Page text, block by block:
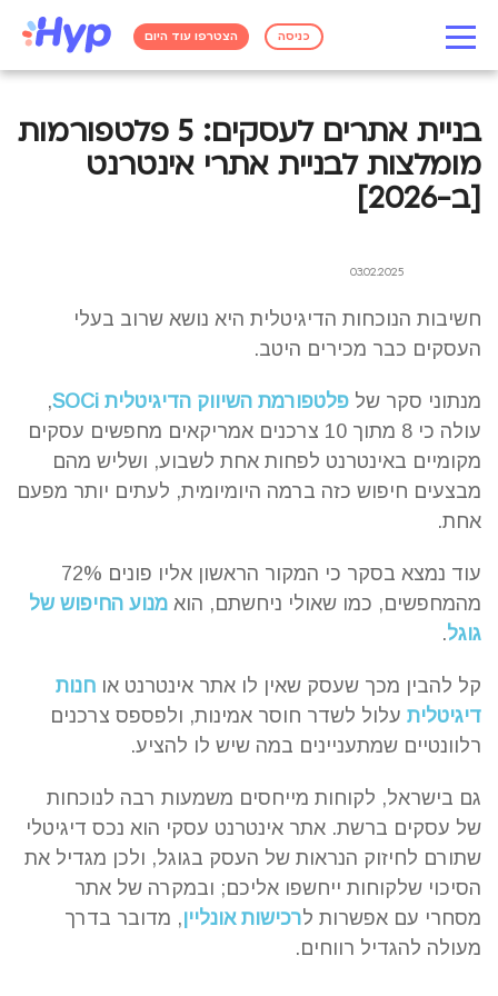
כניסה הצטרפו עוד היום
בניית אתרים לעסקים: 5 פלטפורמות
מומלצות לבניית אתרי אינטרנט
[ב-2026]
03.02.2025
חשיבות הנוכחות הדיגיטלית היא נושא שרוב בעלי
העסקים כבר מכירים היטב.
מנתוני סקר של פלטפורמת השיווק הדיגיטלית SOCi
,
עולה כי 8 מתוך 10 צרכנים אמריקאים מחפשים עסקים
מקומיים באינטרנט לפחות אחת לשבוע, ושליש מהם
מבצעים חיפוש כזה ברמה היומיומית, לעתים יותר מפעם
אחת.
עוד נמצא בסקר כי המקור הראשון אליו פונים 72%
מהמחפשים, כמו שאולי ניחשתם, הוא מנוע החיפוש של
גוגל.
קל להבין מכך שעסק שאין לו אתר אינטרנט או חנות
דיגיטלית עלול לשדר חוסר אמינות, ולפספס צרכנים
רלוונטיים שמתעניינים במה שיש לו להציע.
גם בישראל, לקוחות מייחסים משמעות רבה לנוכחות
של עסקים ברשת. אתר אינטרנט עסקי הוא נכס דיגיטלי
שתורם לחיזוק הנראות של העסק בגוגל, ולכן מגדיל את
הסיכוי שלקוחות ייחשפו אליכם; ובמקרה של אתר
מסחרי עם אפשרות לרכישות אונליין, מדובר בדרך
מעולה להגדיל רווחים.